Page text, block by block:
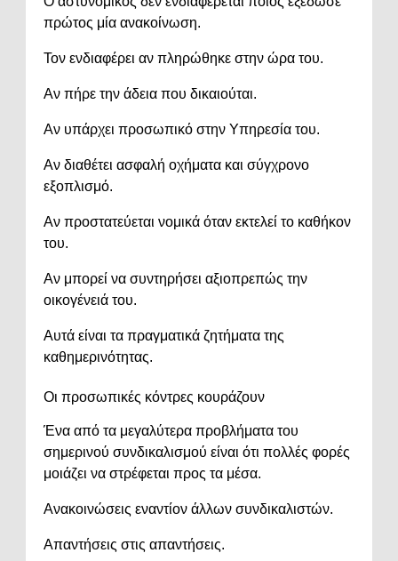
πρώτος μία ανακοίνωση.
Τον ενδιαφέρει αν πληρώθηκε στην ώρα του.
Αν πήρε την άδεια που δικαιούται.
Αν υπάρχει προσωπικό στην Υπηρεσία του.
Αν διαθέτει ασφαλή οχήματα και σύγχρονο
εξοπλισμό.
Αν προστατεύεται νομικά όταν εκτελεί το καθήκον
του.
Αν μπορεί να συντηρήσει αξιοπρεπώς την
οικογένειά του.
Αυτά είναι τα πραγματικά ζητήματα της
καθημερινότητας.
Οι προσωπικές κόντρες κουράζουν
Ένα από τα μεγαλύτερα προβλήματα του
σημερινού συνδικαλισμού είναι ότι πολλές φορές
μοιάζει να στρέφεται προς τα μέσα.
Ανακοινώσεις εναντίον άλλων συνδικαλιστών.
Απαντήσεις στις απαντήσεις.